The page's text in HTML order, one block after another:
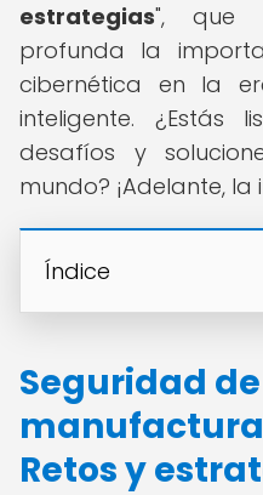
estrategias", que
profunda la
cibernética en la
inteligente. ¿Estás
desafíos y
mundo? ¡Adelante,
Índice
Seguridad
Retos y